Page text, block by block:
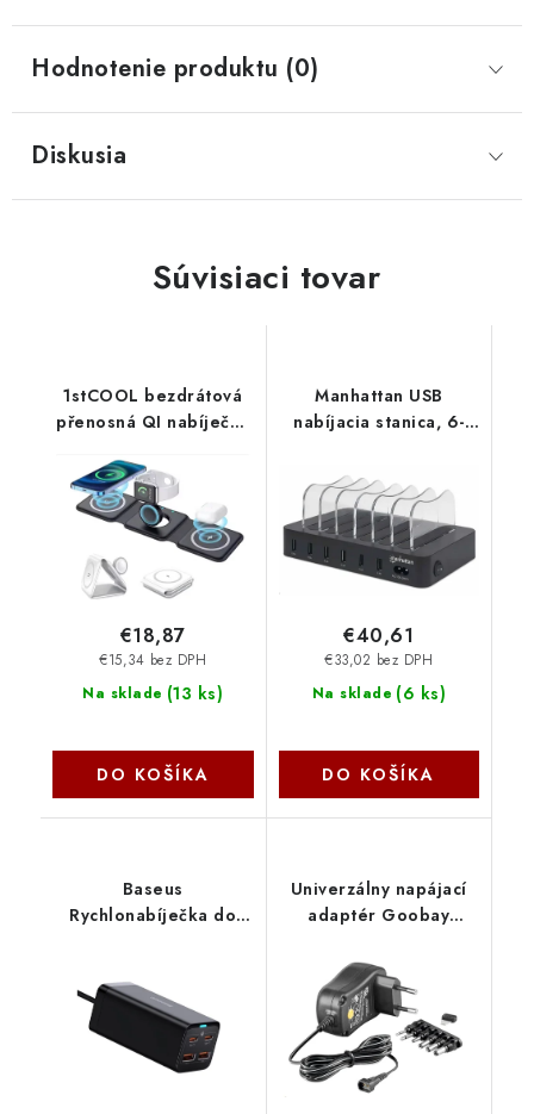
Hodnotenie produktu (0)
Diskusia
Súvisiaci tovar
1stCOOL bezdrátová
přenosná QI nabíječka
černá W07 Black
1stCool
Na sklade (13 ks)
€15,34 bez DPH
€18,87
DO KOŠÍKA
Manhattan USB
nabíjacia stanica, 6-
stanica, USB-A, čierna
102254
Na sklade (6 ks)
€33,02 bez DPH
€40,61
DO KOŠÍKA
Baseus
Rychlonabíječka do
6953156209053
NoName
Univerzálny napájací
adaptér Goobay
1000mA ppadapter-70
PremiumCord